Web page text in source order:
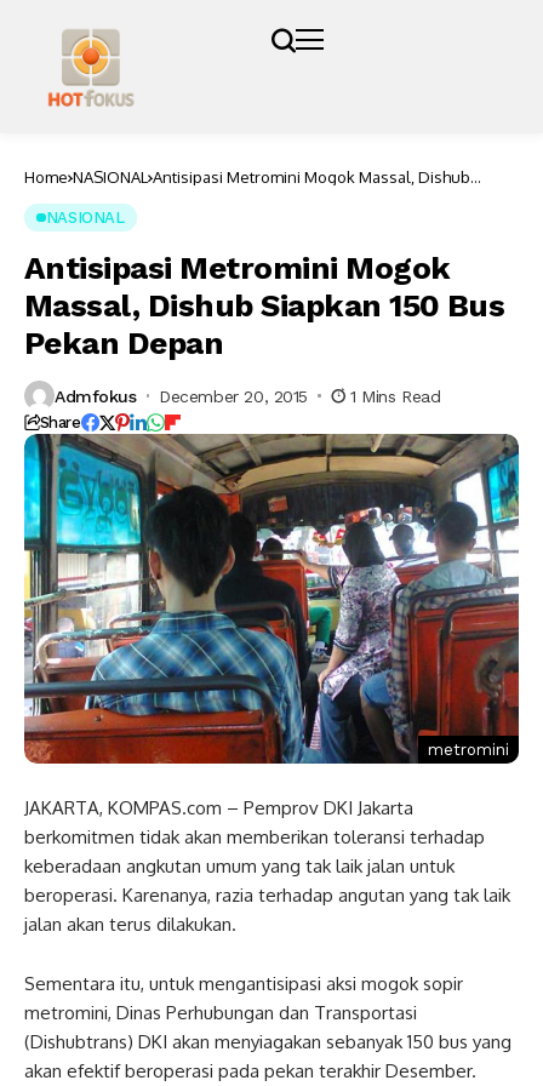
Home NASIONAL Antisipasi Metromini Mogok Massal, Dishub
NASIONAL
Antisipasi Metromini Mogok
Massal, Dishub Siapkan 150 Bus
Pekan Depan
Admfokus December 20, 2015 1 Mins Read
Share
metromini
JAKARTA, KOMPAS.com – Pemprov DKI Jakarta
berkomitmen tidak akan memberikan toleransi terhadap
keberadaan angkutan umum yang tak laik jalan untuk
beroperasi. Karenanya, razia terhadap angutan yang tak laik
jalan akan terus dilakukan.
Sementara itu, untuk mengantisipasi aksi mogok sopir
metromini, Dinas Perhubungan dan Transportasi
(Dishubtrans) DKI akan menyiagakan sebanyak 150 bus yang
akan efektif beroperasi pada pekan terakhir Desember.